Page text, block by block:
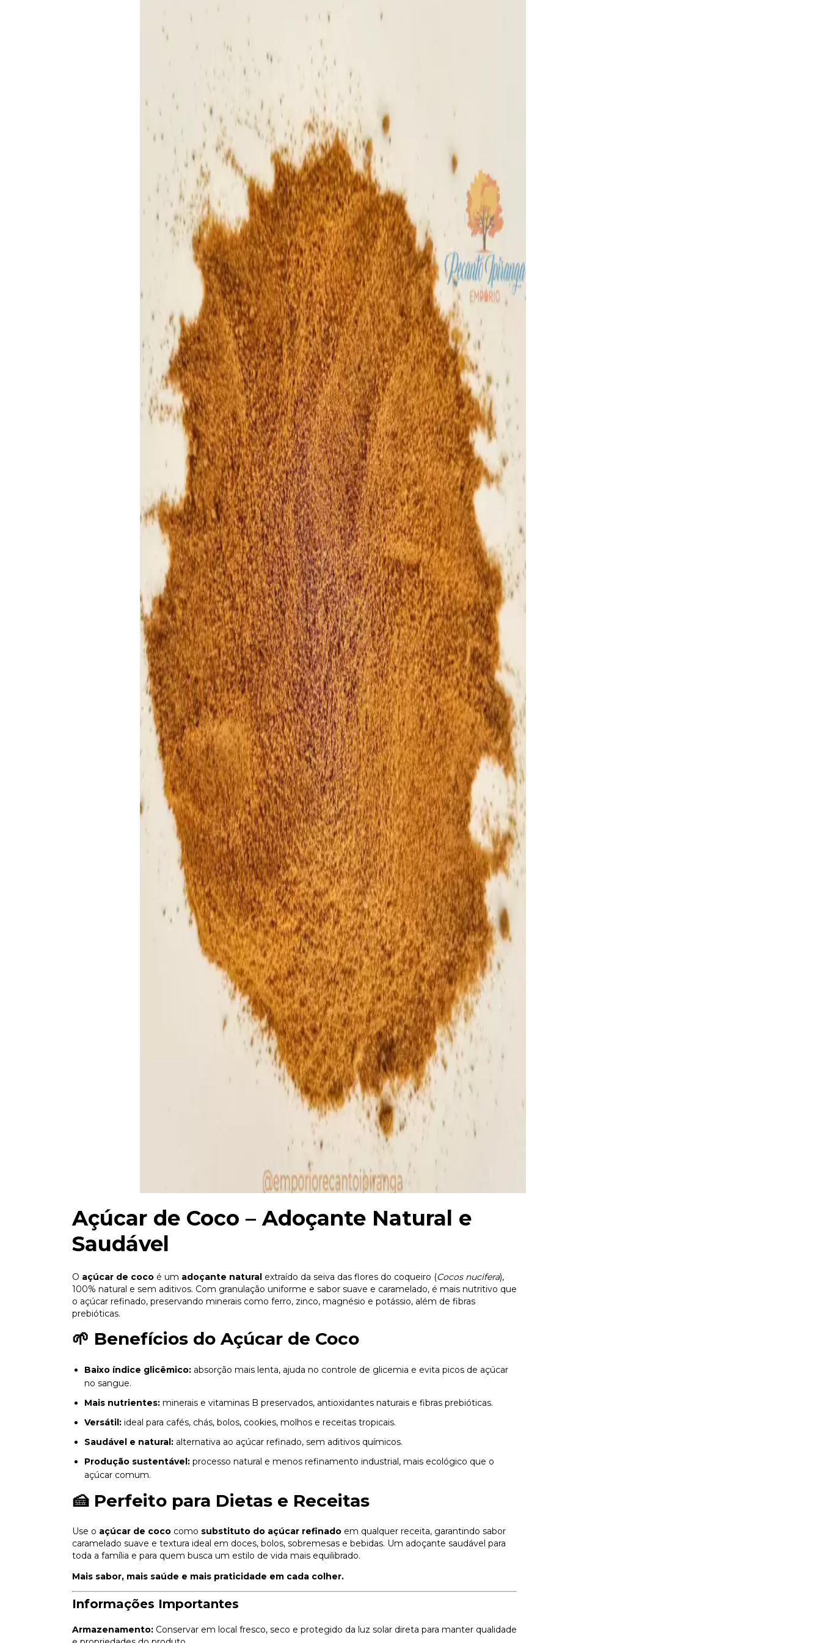
Açúcar de Coco – Adoçante Natural e
Saudável
O açúcar de coco é um adoçante natural extraído da seiva das flores do coqueiro (Cocos nucifera),
100% natural e sem aditivos. Com granulação uniforme e sabor suave e caramelado, é mais nutritivo que
o açúcar refinado, preservando minerais como ferro, zinco, magnésio e potássio, além de fibras
prebióticas.
🌱 Benefícios do Açúcar de Coco
Baixo índice glicêmico: absorção mais lenta, ajuda no controle de glicemia e evita picos de açúcar
no sangue.
Mais nutrientes: minerais e vitaminas B preservados, antioxidantes naturais e fibras prebióticas.
Versátil: ideal para cafés, chás, bolos, cookies, molhos e receitas tropicais.
Saudável e natural: alternativa ao açúcar refinado, sem aditivos químicos.
Produção sustentável: processo natural e menos refinamento industrial, mais ecológico que o
açúcar comum.
🍰 Perfeito para Dietas e Receitas
Use o açúcar de coco como substituto do açúcar refinado em qualquer receita, garantindo sabor
caramelado suave e textura ideal em doces, bolos, sobremesas e bebidas. Um adoçante saudável para
toda a família e para quem busca um estilo de vida mais equilibrado.
Mais sabor, mais saúde e mais praticidade em cada colher.
Informações Importantes
Armazenamento: Conservar em local fresco, seco e protegido da luz solar direta para manter qualidade